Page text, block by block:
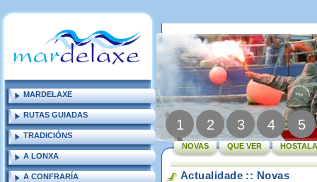
MARDELAXE
RUTAS GUIADAS
TRADICIÓNS
A LONXA
A CONFRARÍA
1 2 3 4 5
NOVAS QUE VER
Actualidade :: Novas